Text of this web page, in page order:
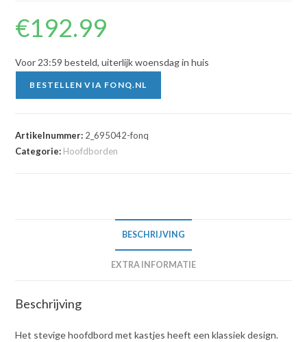
€192.99
Voor 23:59 besteld, uiterlijk woensdag in huis
BESTELLEN VIA FONQ.NL
Artikelnummer: 2_695042-fonq
Categorie: Hoofdborden
BESCHRIJVING
EXTRA INFORMATIE
Beschrijving
Het stevige hoofdbord met kastjes heeft een klassiek design.